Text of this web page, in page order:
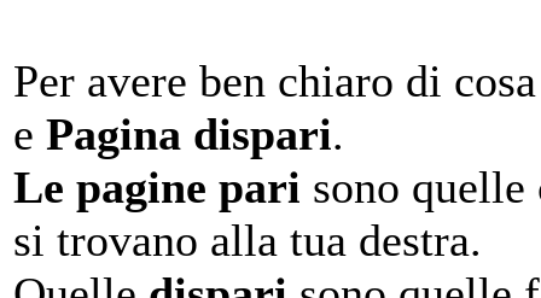
Per avere ben chiaro di
e Pagina dispari.
Le pagine pari sono
si trovano alla tua destra.